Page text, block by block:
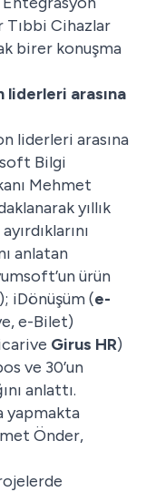
Tıbbi Cihazlar
birer konuşma
liderleri arasına
liderleri arasına
Bilgi
Mehmet
yıllık
anlatan
ürün
iDönüşüm (e-
e-Bilet)
Girus HR)
ve 30’un
anlattı.
yapmakta
Önder,